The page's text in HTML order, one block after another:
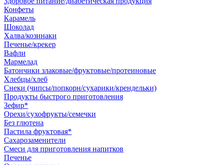
Конфеты
Карамель
Шоколад
Халва/козинаки
Печенье/крекер
Вафли
Мармелад
Батончики злаковые/фруктовые/протеиновые
Хлебцы/хлеб
Снеки (чипсы/попкорн/сухарики/крендельки)
Продукты быстрого приготовления
Зефир*
Орехи/сухофрукты/семечки
Без глютена
Пастила фруктовая*
Сахарозаменители
Смеси для приготовления напитков
Печенье